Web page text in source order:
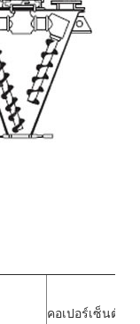
คอเปอร์เซ็นต์กา